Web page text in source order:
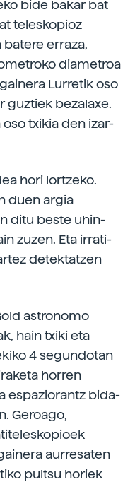
bide bakar bat
teleskopioz
batere erraza,
diametroa
Lurretik oso
guztiek bezalaxe.
txikia den izar-
hori lortzeko.
duen argia
ditu beste uhin-
zuzen. Eta irrati-
detektatzen
astronomo
hain txiki eta
4 segundotan
horren
espaziorantz bida-
Geroago,
aurresaten
pultsu horiek